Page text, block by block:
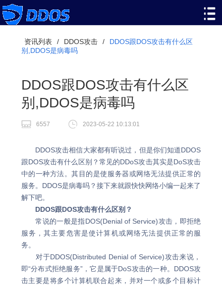
资讯列表 / DDOS攻击 /
DDOS跟DOS攻击有什么区
别,DDOS是病毒吗
DDOS跟DOS攻击有什么区
别,DDOS是病毒吗
6557 2023-05-22 10:13:01
DDOS攻击相信大家都有听说过，但是你们知道DDOS
跟DOS攻击有什么区别？常见的DDoS攻击其实是DoS攻击
中的一种方法。其目的是使服务器或网络无法提供正常的
服务。DDOS是病毒吗？接下来就跟快快网络小编一起来了
解下吧。
DDOS跟DOS攻击有什么区别？
常说的一般是指DOS(Denial of Service)攻击，即拒绝
服务，其主要危害是使计算机或网络无法提供正常的服
务。
对于DDOS(Distributed Denial of Service)攻击来说，
即“分布式拒绝服务”，它是属于DoS攻击的一种。DDOS攻
击主要是将多个计算机联合起来，并对一个或多个目标计